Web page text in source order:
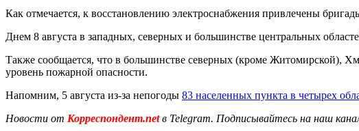
Как отмечается, к восстановлению электроснабжения привлечены
Днем 8 августа в западных, северных и большинстве центральных
Также сообщается, что в большинстве северных (кроме Житомирской),
уровень пожарной опасности.
Напомним, 5 августа из-за непогоды 83 населенных пункта в четырех
Новости от Корреспондент.netв Telegram. Подписывайтесь на наш